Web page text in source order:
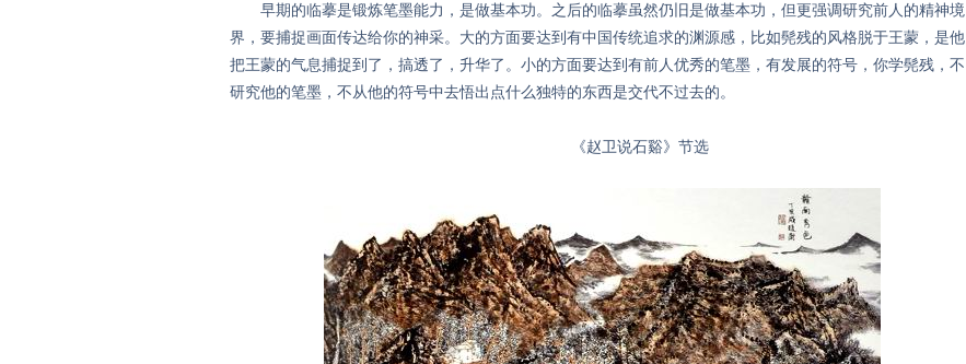
早期的临摹是锻炼笔墨能力，是做基本功。之后的临摹虽然仍旧是做基本功，但更强调研究前人的精神境
界，要捕捉画面传达给你的神采。大的方面要达到有中国传统追求的渊源感，比如髡残的风格脱于王蒙，是他
把王蒙的气息捕捉到了，搞透了，升华了。小的方面要达到有前人优秀的笔墨，有发展的符号，你学髡残，不
研究他的笔墨，不从他的符号中去悟出点什么独特的东西是交代不过去的。
《赵卫说石谿》节选